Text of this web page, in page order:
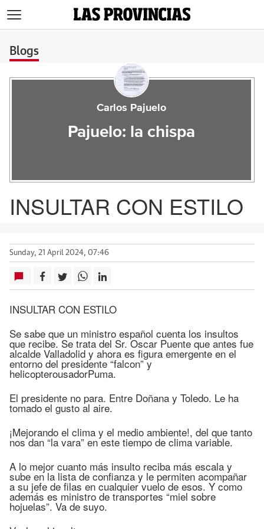
Blogs
Carlos Pajuelo
Pajuelo: la chispa
INSULTAR CON ESTILO
Sunday, 21 April 2024, 07:46
INSULTAR CON ESTILO
Se sabe que un ministro español cuenta los insultos
que recibe. Se trata del Sr. Oscar Puente que antes fue
alcalde Valladolid y ahora es figura emergente en el
entorno del presidente “falcon” y
helicopterousadorPuma.
El presidente no para. Entre Doñana y Toledo. Le ha
tomado el gusto al aire.
¡Mejorando el clima y el medio ambiente!, del que tanto
nos dan “la vara” en este tiempo de clima variable.
A lo mejor cuanto más insulto reciba más escala y
sube en la lista de confianza y le permiten acompañar
a su jefe de filas en cualquier vuelo de esos. Y como
además es ministro de transportes “miel sobre
hojuelas”. Va de suyo.